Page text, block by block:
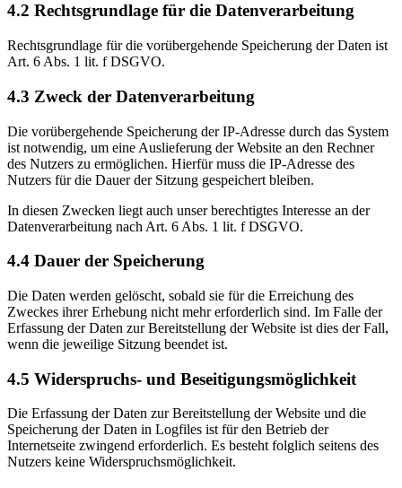
4.2 Rechtsgrundlage für die Datenverarbeitung
Rechtsgrundlage für die vorübergehende Speicherung der Daten ist
Art. 6 Abs. 1 lit. f DSGVO.
4.3 Zweck der Datenverarbeitung
Die vorübergehende Speicherung der IP-Adresse durch das System
ist notwendig, um eine Auslieferung der Website an den Rechner
des Nutzers zu ermöglichen. Hierfür muss die IP-Adresse des
Nutzers für die Dauer der Sitzung gespeichert bleiben.
In diesen Zwecken liegt auch unser berechtigtes Interesse an der
Datenverarbeitung nach Art. 6 Abs. 1 lit. f DSGVO.
4.4 Dauer der Speicherung
Die Daten werden gelöscht, sobald sie für die Erreichung des
Zweckes ihrer Erhebung nicht mehr erforderlich sind. Im Falle der
Erfassung der Daten zur Bereitstellung der Website ist dies der Fall,
wenn die jeweilige Sitzung beendet ist.
4.5 Widerspruchs- und Beseitigungsmöglichkeit
Die Erfassung der Daten zur Bereitstellung der Website und die
Speicherung der Daten in Logfiles ist für den Betrieb der
Internetseite zwingend erforderlich. Es besteht folglich seitens des
Nutzers keine Widerspruchsmöglichkeit.